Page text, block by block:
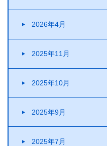
2026年4月
2025年11月
2025年10月
2025年9月
2025年7月